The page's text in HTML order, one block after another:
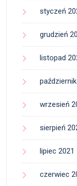
styczeń
grudzień
listopad
wrzesień
sierpień
lipiec 2021
czerwiec